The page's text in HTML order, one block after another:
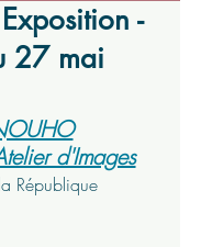
-
27 mai
d'Images
République